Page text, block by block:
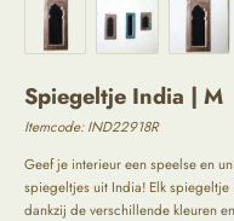
Spiegeltje India | M
Itemcode: IND22918R
Geef je interieur een speelse en
spiegeltjes uit India! Elk spiegeltje
dankzij de verschillende kleuren